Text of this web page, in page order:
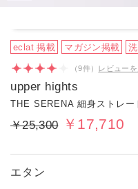
eclat 掲載 マガジン掲載
（9件） レビューを
upper hights
THE SERENA 細身ストレー
￥25,300 ￥17,710
エタン